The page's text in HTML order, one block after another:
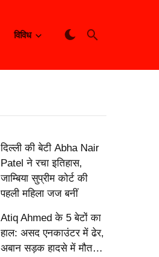
विविध
दिल्ली की बेटी Abha Nair
Patel ने रचा इतिहास,
जाम्बिया सुप्रीम कोर्ट की
पहली महिला जज बनीं
Atiq Ahmed के 5 बेटों का
हाल: असद एनकाउंटर में ढेर,
अबान सड़क हादसे में मौत…